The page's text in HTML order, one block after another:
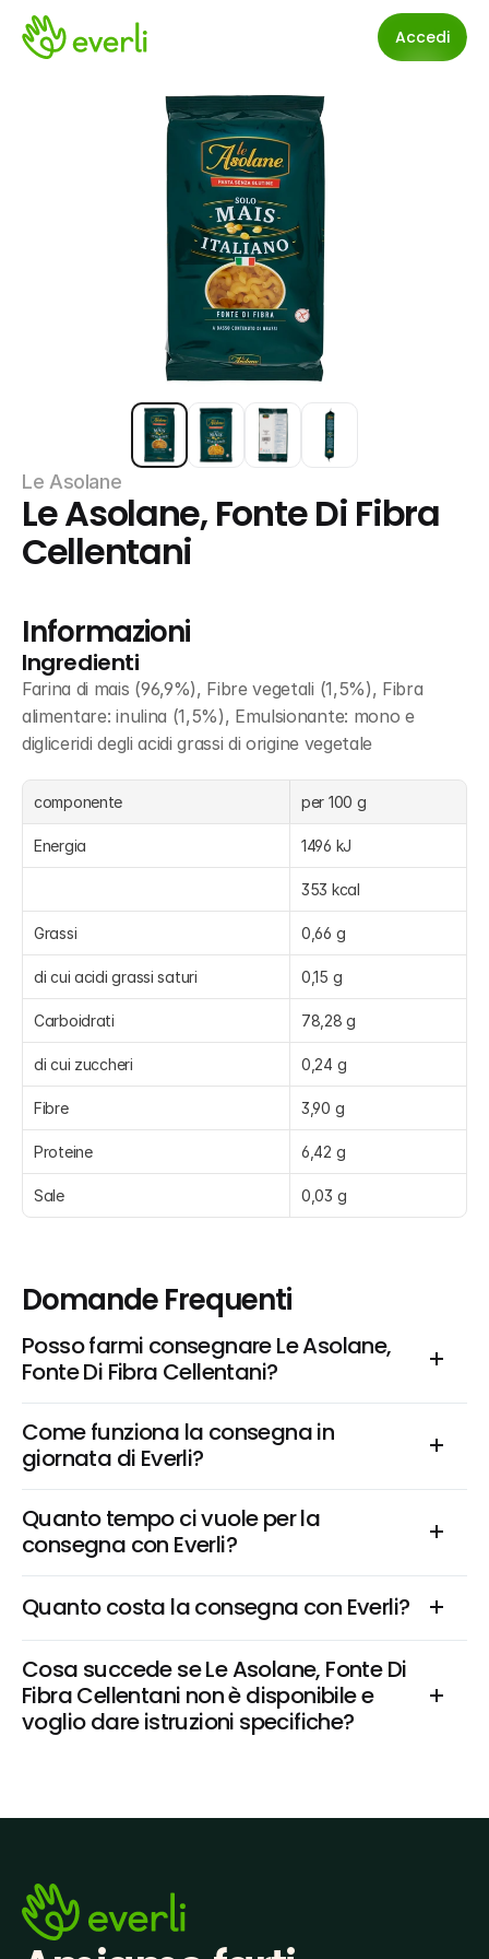
Accedi
Le Asolane
Le Asolane, Fonte Di Fibra
Cellentani
Informazioni
Ingredienti
Farina di mais (96,9%), Fibre vegetali (1,5%), Fibra
alimentare: inulina (1,5%), Emulsionante: mono e
digliceridi degli acidi grassi di origine vegetale
componente per 100 g
Energia 1496 kJ
353 kcal
Grassi 0,66 g
di cui acidi grassi saturi 0,15 g
Carboidrati 78,28 g
di cui zuccheri 0,24 g
Fibre 3,90 g
Proteine 6,42 g
Sale 0,03 g
Domande Frequenti
Posso farmi consegnare Le Asolane,
Fonte Di Fibra Cellentani?
Come funziona la consegna in
giornata di Everli?
Quanto tempo ci vuole per la
consegna con Everli?
Quanto costa la consegna con Everli?
Cosa succede se Le Asolane, Fonte Di
Fibra Cellentani non è disponibile e
voglio dare istruzioni specifiche?